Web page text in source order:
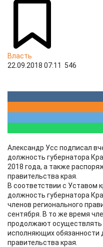
Власть
22.09.2018 07:11
546
Александр Усс подписал
должность губернатора
2018 года, а также
правительства края.
В соответствии с Уставом
должность губернатора
членов регионального
сентября. В то же время
продолжают осуществлять
исполняющих обязанности
правительства края.